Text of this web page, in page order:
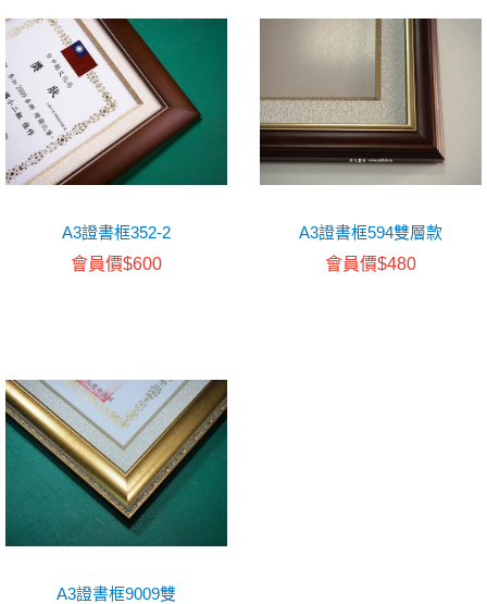
A3證書框352-2
會員價$600
A3證書框594雙層款
會員價$480
A3證書框9009雙